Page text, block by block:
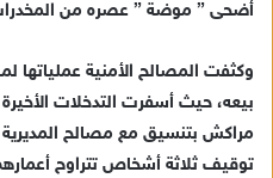
أضحى ” موضة ” عصره من
وكثفت المصالح الأمنية عملياتها
بيعه، حيث أسفرت التدخلات
مراكش بتنسيق مع مصالح المديرية